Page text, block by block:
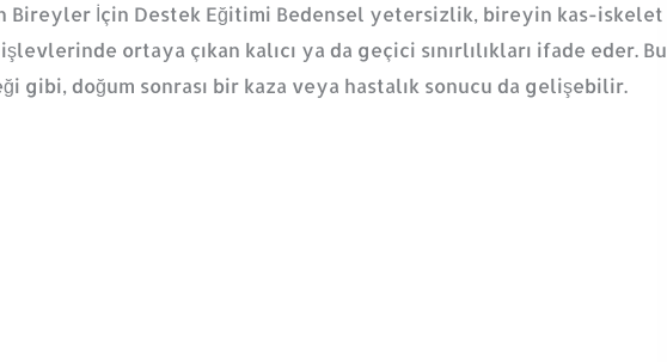
Bireyler İçin Destek Eğitimi Bedensel yetersizlik, bireyin kas-iskelet
ortaya çıkan kalıcı ya da geçici sınırlılıkları ifade eder. Bu
gibi, doğum sonrası bir kaza veya hastalık sonucu da gelişebilir.